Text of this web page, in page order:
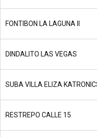
FONTIBON LA LAGUNA II
DINDALITO LAS VEGAS
SUBA VILLA ELIZA
RESTREPO CALLE 15